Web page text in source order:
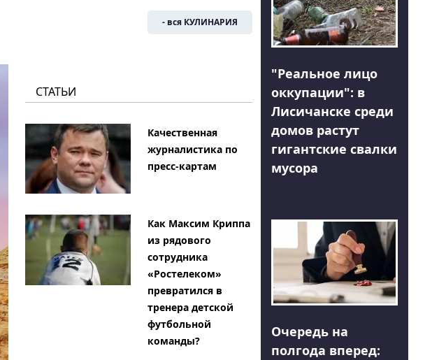
- вся КУЛИНАРИЯ
СТАТЬИ
Качественная
журналистика по
пресс-картам
Как Максим Криппа
из рядового
сотрудника
«Ростелеком»
превратился в
тренера детской
футбольной
команды?
"Реальное лицо
оккупации": в
Лисичанске среди
домов растут
гигантские свалки
мусора
Очередь на
полгода вперед: